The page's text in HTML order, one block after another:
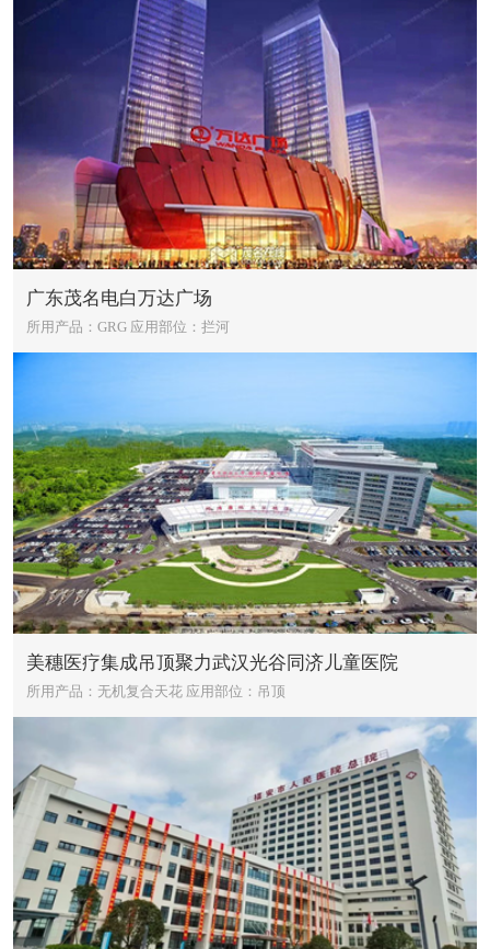
广东茂名电白万达广场
所用产品：GRG 应用部位：拦河
美穗医疗集成吊顶聚力武汉光谷同济儿童医院
所用产品：无机复合天花 应用部位：吊顶